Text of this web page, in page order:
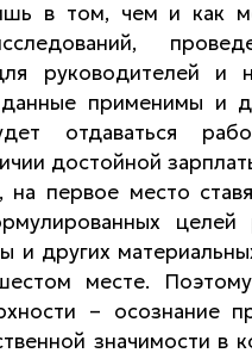
в том, чем и как
руководителей и
применимы и
отдаваться
достойной
на первое место
целей
и других
месте.
– осознание
значимости в